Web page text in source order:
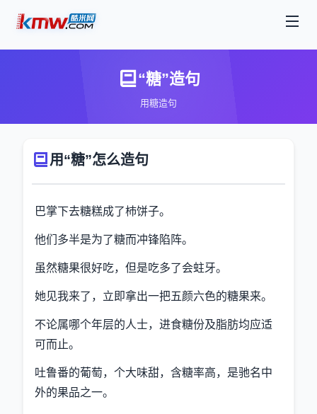
“糖”造句
用糖造句
用“糖”怎么造句
巴掌下去糖糕成了杮饼子。
他们多半是为了糖而冲锋陷阵。
虽然糖果很好吃，但是吃多了会蛀牙。
她见我来了，立即拿出一把五颜六色的糖果来。
不论属哪个年层的人士，进食糖份及脂肪均应适
可而止。
吐鲁番的葡萄，个大味甜，含糖率高，是驰名中
外的果品之一。